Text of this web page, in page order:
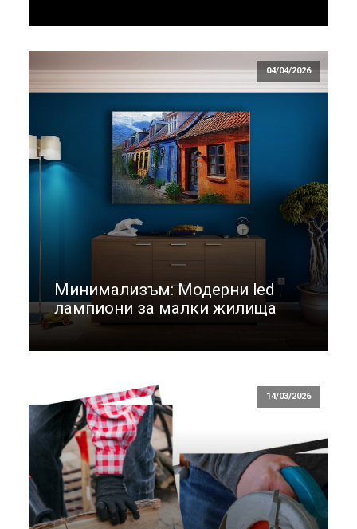
04/04/2026
Минимализъм: Модерни led
лампиони за малки жилища
14/03/2026